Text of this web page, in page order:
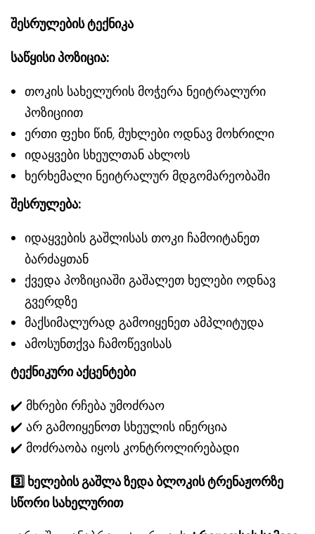
შესრულების ტექნიკა
საწყისი პოზიცია:
თოკის სახელურის მოჭერა ნეიტრალური
პოზიციით
ერთი ფეხი წინ, მუხლები ოდნავ მოხრილი
იდაყვები სხეულთან ახლოს
ხერხემალი ნეიტრალურ მდგომარეობაში
შესრულება:
იდაყვების გაშლისას თოკი ჩამოიტანეთ
ბარძაყთან
ქვედა პოზიციაში გაშალეთ ხელები ოდნავ
გვერდზე
მაქსიმალურად გამოიყენეთ ამპლიტუდა
ამოსუნთქვა ჩამოწევისას
ტექნიკური აქცენტები
✔️ მხრები რჩება უმოძრაო
✔️ არ გამოიყენოთ სხეულის ინერცია
✔️ მოძრაობა იყოს კონტროლირებადი
3️ ხელების გაშლა ზედა ბლოკის ტრენაჟორზე
სწორი სახელურით